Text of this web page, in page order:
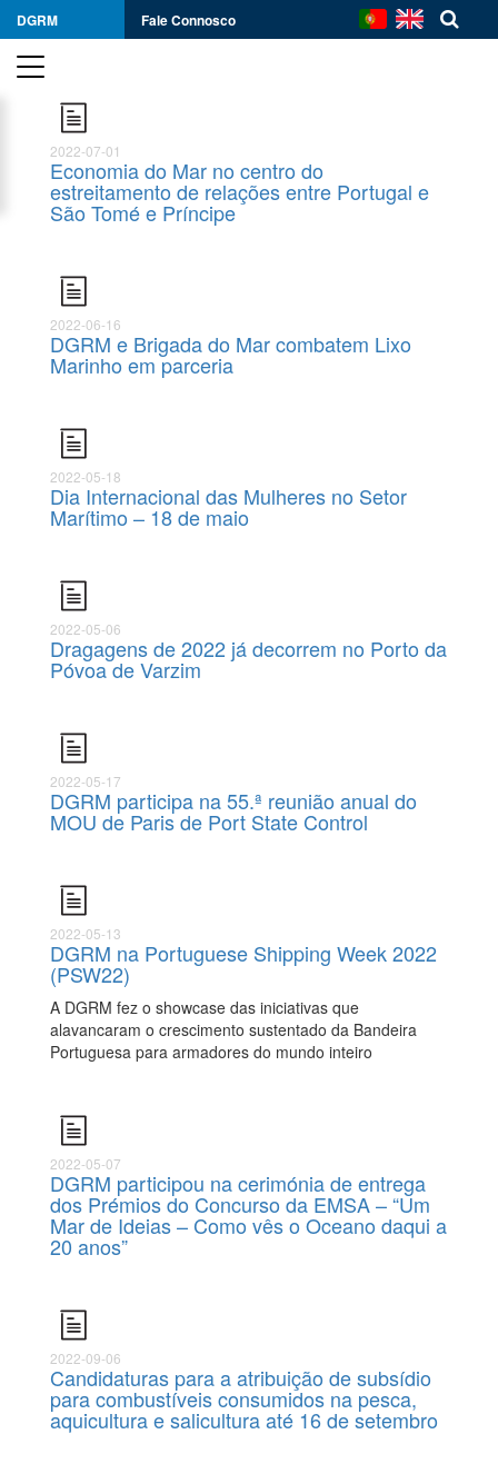
DGRM Fale Connosco
2022-07-01
Economia do Mar no centro do
estreitamento de relações entre Portugal e
São Tomé e Príncipe
2022-06-16
DGRM e Brigada do Mar combatem Lixo
Marinho em parceria
2022-05-18
Dia Internacional das Mulheres no Setor
Marítimo – 18 de maio
2022-05-06
Dragagens de 2022 já decorrem no Porto da
Póvoa de Varzim
2022-05-17
DGRM participa na 55.ª reunião anual do
MOU de Paris de Port State Control
2022-05-13
DGRM na Portuguese Shipping Week 2022
(PSW22)
A DGRM fez o showcase das iniciativas que
alavancaram o crescimento sustentado da Bandeira
Portuguesa para armadores do mundo inteiro
2022-05-07
DGRM participou na cerimónia de entrega
dos Prémios do Concurso da EMSA – “Um
Mar de Ideias – Como vês o Oceano daqui a
20 anos”
2022-09-06
Candidaturas para a atribuição de subsídio
para combustíveis consumidos na pesca,
aquicultura e salicultura até 16 de setembro